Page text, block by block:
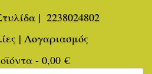
| 2238024802
| Λογαριασμός
- 0,00 €